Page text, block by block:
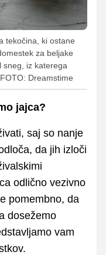
tekočina, ki ostane
za beljake
sneg, iz katerega
FOTO: Dreamstime
jajca?
saj so nanje
da jih izloči
odlično vezivno
pomembno, da
dosežemo
vam